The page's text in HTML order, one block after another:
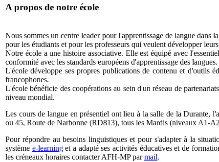
A propos de notre école
Nous sommes un centre leader pour l'apprentissage de langue
pour les étudiants et pour les professeurs qui veulent développer
Notre école a une histoire associative. Elle est équipé avec
conformité avec les standards européens d'apprentissage des langues.
L'école développe ses propres publications de contenu et d'outils
francophones.
L'école bénéficie des coopérations au sein d'un réseau de
niveau mondial.
Les cours de langue en présentiel ont lieu à la salle de la Durante,
ou 45, Route de Narbonne (RD813), tous les Mardis (niveaux A1-
Pour répondre au besoins linguistiques et pour s'adapter à la
système e-learninget a adapté ses activités éducatives et de
les créneaux horaires contacter AFH-MP parmail.